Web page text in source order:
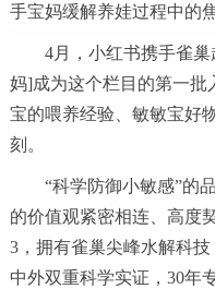
手宝妈缓解养娃过程中的
4月，小红书携手雀
妈]成为这个栏目的第一批
宝的喂养经验、敏敏宝好
刻。
“科学防御小敏感”的
的价值观紧密相连、高度
3，拥有雀巢尖峰水解科
中外双重科学实证，30年